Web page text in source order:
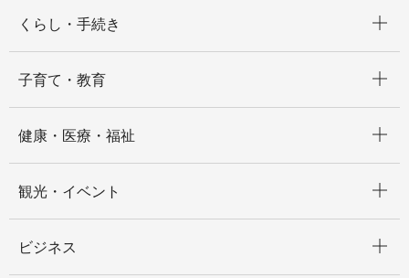
くらし・手続き
子育て・教育
健康・医療・福祉
観光・イベント
ビジネス